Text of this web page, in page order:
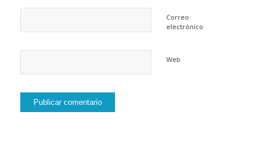
Correo
electrónico
Web